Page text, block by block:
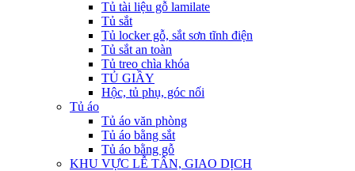
Tủ tài liệu gỗ lamilate
Tủ sắt
Tủ locker gỗ, sắt sơn tĩnh điện
Tủ sắt an toàn
Tủ treo chìa khóa
TỦ GIẦY
Hộc, tủ phụ, góc nối
Tủ áo
Tủ áo văn phòng
Tủ áo bằng sắt
Tủ áo bằng gỗ
KHU VỰC LỄ TÂN, GIAO DỊCH